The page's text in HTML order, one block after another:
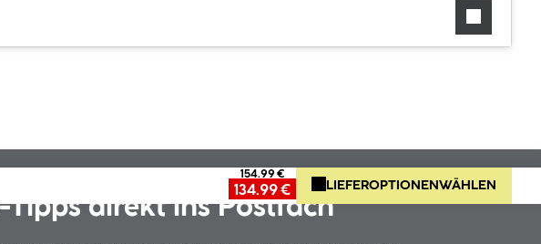
154.99 €
134.99 € LIEFEROPTIONEN WÄHLEN
direkt ins Postfach